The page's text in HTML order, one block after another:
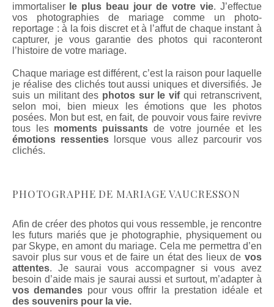
immortaliser le plus beau jour de votre vie. J’effectue
vos photographies de mariage comme un photo-
reportage : à la fois discret et à l’affut de chaque instant à
capturer, je vous garantie des photos qui raconteront
l’histoire de votre mariage.
Chaque mariage est différent, c’est la raison pour laquelle
je réalise des clichés tout aussi uniques et diversifiés. Je
suis un militant des photos sur le vifqui retranscrivent,
selon moi, bien mieux les émotions que les photos
posées. Mon but est, en fait, de pouvoir vous faire revivre
tous les moments puissants de votre journée et les
émotions ressenties lorsque vous allez parcourir vos
clichés.
PHOTOGRAPHE DE MARIAGE VAUCRESSON
Afin de créer des photos qui vous ressemble, je rencontre
les futurs mariés que je photographie, physiquement ou
par Skype, en amont du mariage. Cela me permettra d’en
savoir plus sur vous et de faire un état des lieux de vos
attentes. Je saurai vous accompagner si vous avez
besoin d’aide mais je saurai aussi et surtout, m’adapter à
vos demandes pour vous offrir la prestation idéale et
des souvenirs pour la vie.